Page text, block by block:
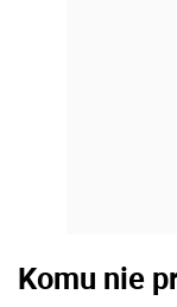
Komu nie